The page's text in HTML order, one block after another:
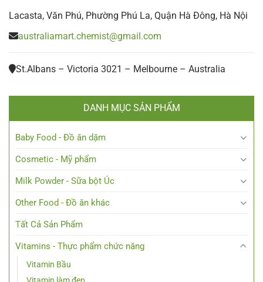
Lacasta, Văn Phú, Phường Phú La, Quận Hà Đông, Hà Nội
australiamart.chemist@gmail.com
St.Albans – Victoria 3021 – Melbourne – Australia
DANH MỤC SẢN PHẨM
Baby Food - Đồ ăn dặm
Cosmetic - Mỹ phẩm
Milk Powder - Sữa bột Úc
Other Food - Đồ ăn khác
Tất Cả Sản Phẩm
Vitamins - Thực phẩm chức năng
Vitamin Bầu